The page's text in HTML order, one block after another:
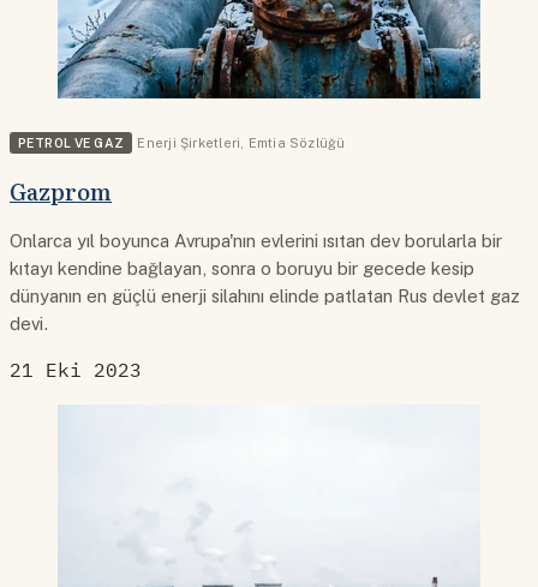
PETROL VE GAZ Enerji Şirketleri Emtia Sözlüğü
Gazprom
Onlarca yıl boyunca Avrupa'nın evlerini ısıtan dev borularla bir
kıtayı kendine bağlayan, sonra o boruyu bir gecede kesip
dünyanın en güçlü enerji silahını elinde patlatan Rus devlet gaz
devi.
21 Eki 2023